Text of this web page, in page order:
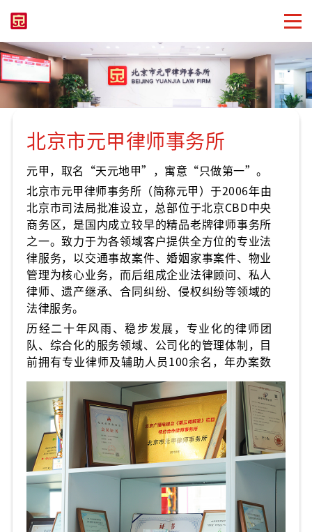
北京市元甲律师事务所
元甲，取名“天元地甲”，寓意“只做第一”。
北京市元甲律师事务所（简称元甲）于2006年由
北京市司法局批准设立，总部位于北京CBD中央
商务区，是国内成立较早的精品老牌律师事务所
之一。致力于为各领域客户提供全方位的专业法
律服务，以交通事故案件、婚姻家事案件、物业
管理为核心业务，而后组成企业法律顾问、私人
律师、遗产继承、合同纠纷、侵权纠纷等领域的
法律服务。
历经二十年风雨、稳步发展，专业化的律师团
队、综合化的服务领域、公司化的管理体制，目
前拥有专业律师及辅助人员100余名，年办案数
量3000多起。2016年提出“元甲法律生态
圈”概念，打造一站式全程法律服务。元甲律所
坚持“技术驱动法律”的理念，智慧办案系统、
智慧咨询系统等法律智慧系统实现智能化办公，
极大提高了办案效率，使律师短时间内积累大量
的办案经验，致力于打造智慧高效型精品律所。